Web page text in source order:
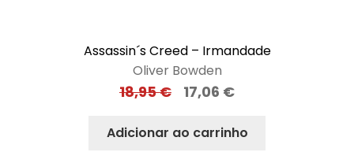
Assassin´s Creed – Irmandade
Oliver Bowden
18,95€ 17,06 €
Adicionar ao carrinho